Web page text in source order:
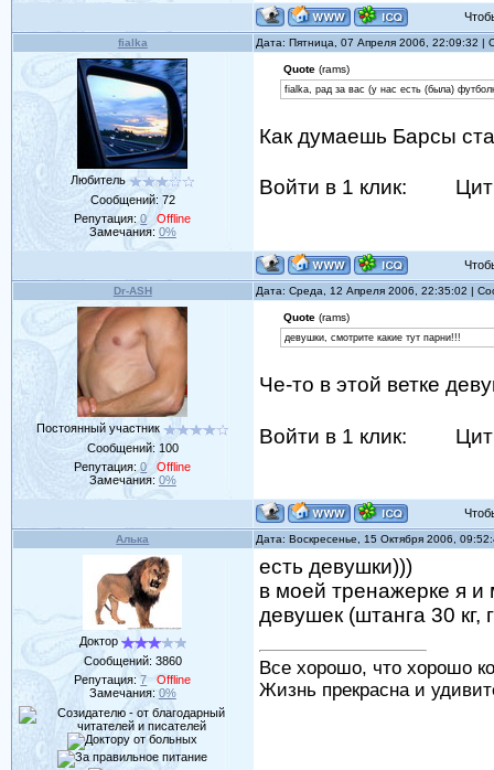
fialka Дата: Пятница, 07 Апреля 2006, 22:09:32 |
Любитель
Сообщений: 72
Репутация:0
Offline
Замечания: 0%
Quote(rams)
fialka, рад за вас (у нас есть (была)
Как думаешь Барсы
Войти в 1 клик:
Dr-ASH Дата: Среда, 12 Апреля 2006, 22:35:02 |
Постоянный участник
Сообщений: 100
Репутация:0
Offline
Замечания: 0%
Quote(rams)
девушки, смотрите какие тут парни!!!
Че-то в этой ветке
Войти в 1 клик:
Алька Дата: Воскресенье, 15 Октября 2006,
Доктор
Сообщений: 3860
Репутация:7
Offline
Замечания: 0%
есть девушки)))
в моей тренажерке я
девушек (штанга 30
Все хорошо, что хорошо
Жизнь прекрасна и